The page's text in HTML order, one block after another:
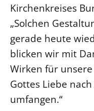
Kirchenkreises
„Solchen
gerade heute
blicken wir mit
Wirken für
Gottes Liebe
umfangen.“